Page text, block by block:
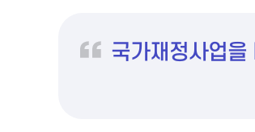
국가재정사업을